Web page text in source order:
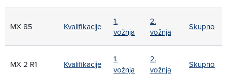
MX 85 Kvalifikacije
1.
vožnja
2.
vožnja
Skupno
MX 2 R1 Kvalifikacije
1.
vožnja
2.
vožnja
Skupno